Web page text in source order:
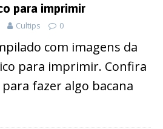
para imprimir
Cultips 0
com imagens da
para imprimir. Confira
fazer algo bacana